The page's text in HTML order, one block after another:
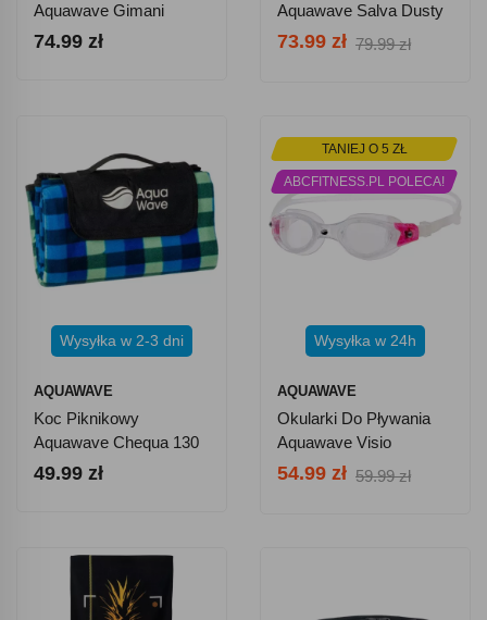
Aquawave Gimani
WMNS - Błękitno-
74.99 zł
Aquawave Salva Dusty
Aqua Leaves 200 X 200
73.99 zł 79.99 zł
Wysyłka w 2-3 dni
AQUAWAVE
Koc Piknikowy
Aquawave Chequa 130
X 150 Cm
49.99 zł
TANIEJ O 5 ZŁ
ABCFITNESS.PL POLECA!
Wysyłka w 24h
AQUAWAVE
Okularki Do Pływania
Aquawave Visio
54.99 zł 59.99 zł